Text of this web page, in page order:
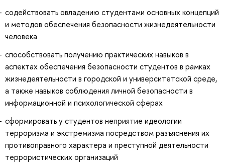
содействовать овладению студентами основных концепций
и методов обеспечения безопасности жизнедеятельности
человека
способствовать получению практических навыков в
аспектах обеспечения безопасности студентов в рамках
жизнедеятельности в городской и университетской среде,
а также навыков соблюдения личной безопасности в
информационной и психологической сферах
сформировать у студентов неприятие идеологии
терроризма и экстремизма посредством разъяснения их
противоправного характера и преступной деятельности
террористических организаций